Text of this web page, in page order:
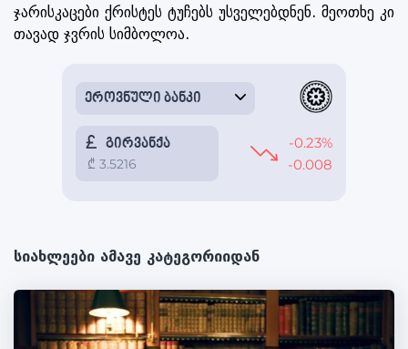
ჯარისკაცები ქრისტეს ტუჩებს უსველებდნენ. მეოთხე კი
თავად ჯვრის სიმბოლოა.
სიახლეები ამავე კატეგორიიდან